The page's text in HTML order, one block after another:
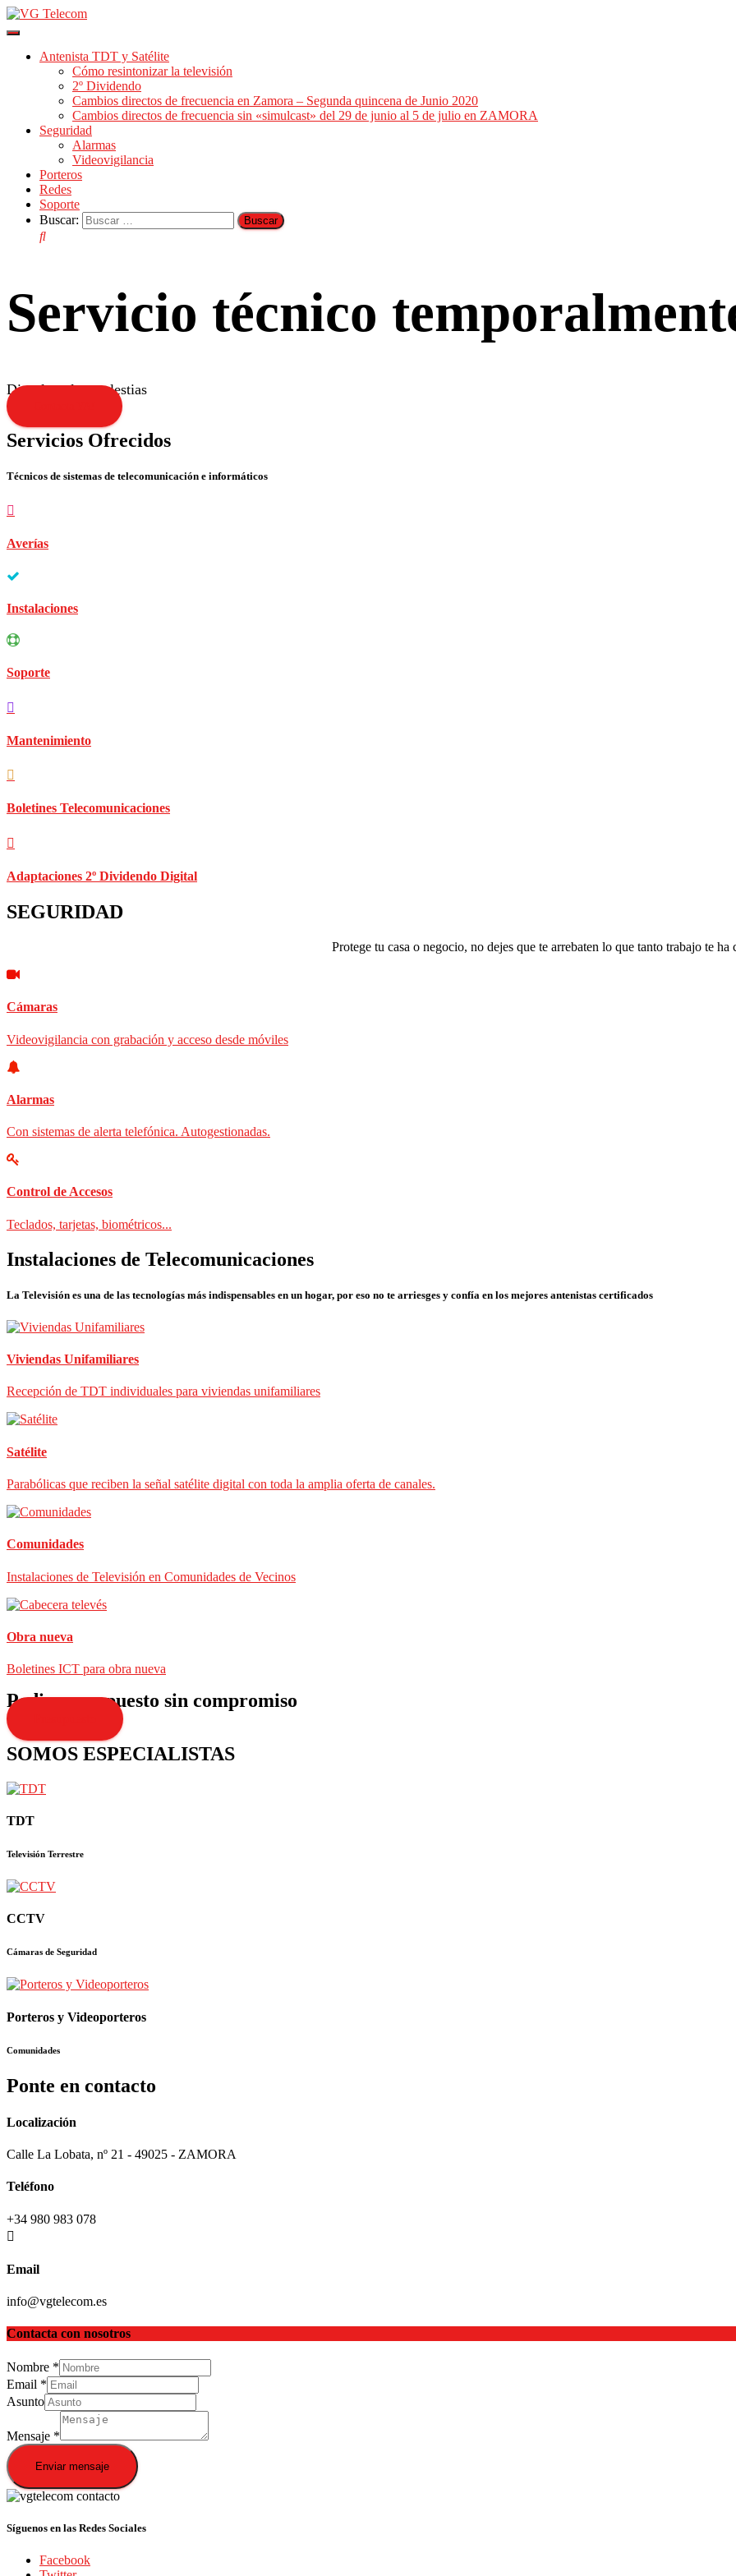
Cambiar
navegación
Antenista TDT y Satélite
Cómo resintonizar la televisión
2º Dividendo
Cambios directos de frecuencia en Zamora – Segunda quincena de Junio 2020
Cambios directos de frecuencia sin «simulcast» del 29 de junio al 5 de julio en ZAMORA
Seguridad
Alarmas
Videovigilancia
Porteros
Redes
Soporte
Buscar:
Servicio técnico
Disculpen las molestias
Servicios Ofrecidos
Técnicos de sistemas de telecomunicación e informáticos
Averías
Instalaciones
Soporte
Mantenimiento
Boletines Telecomunicaciones
Adaptaciones 2º Dividendo Digital
SEGURIDAD
Protege tu casa o negocio, no dejes que te arrebaten lo que tanto trabajo te ha
Cámaras
Videovigilancia con grabación y acceso desde móviles
Alarmas
Con sistemas de alerta telefónica. Autogestionadas.
Control de Accesos
Teclados, tarjetas, biométricos...
Instalaciones de Telecomunicaciones
La Televisión es una de las tecnologías más indispensables en un hogar, por eso no te arriesges y confía en los mejores antenistas certificados
Viviendas Unifamiliares
Recepción de TDT individuales para viviendas unifamiliares
Satélite
Parabólicas que reciben la señal satélite digital con toda la amplia oferta de canales.
Comunidades
Instalaciones de Televisión en Comunidades de Vecinos
Obra nueva
Boletines ICT para obra nueva
Pedir presupuesto sin compromiso
SOMOS ESPECIALISTAS
TDT
Televisión Terrestre
CCTV
Cámaras de Seguridad
Porteros y Videoporteros
Comunidades
Ponte en contacto
Localización
Calle La Lobata, nº 21 - 49025 - ZAMORA
Teléfono
+34 980 983 078
Email
info@vgtelecom.es
Contacta con nosotros
Nombre *
Email *
Asunto
Mensaje *
Enviar mensaje
Síguenos en las Redes Sociales
Facebook